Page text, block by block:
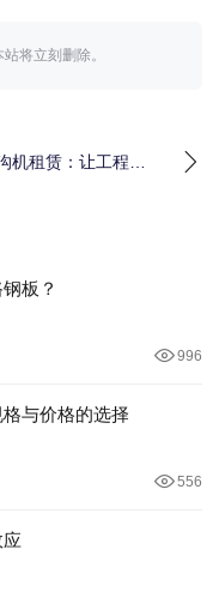
将立刻删除。
机租赁：让工程基
板？
996
与价格的选择
556